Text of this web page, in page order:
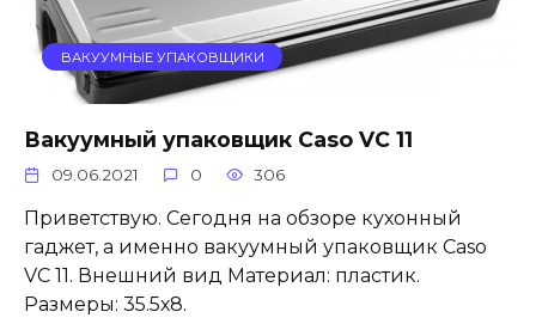
ВАКУУМНЫЕ УПАКОВЩИКИ
Вакуумный упаковщик Caso VC 11
09.06.2021 0 306
Приветствую. Сегодня на обзоре кухонный
гаджет, а именно вакуумный упаковщик Caso
VC 11. Внешний вид Материал: пластик.
Размеры: 35.5х8.